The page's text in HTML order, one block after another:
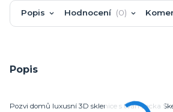
Popis Hodnocení 0
Popis
Pozvi domů luxusní 3D sklenice s tváří Jacka